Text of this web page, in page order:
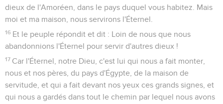
dieux de l'Amoréen, dans le pays duquel vous habitez. Mais
moi et ma maison, nous servirons l'Éternel.
16 Et le peuple répondit et dit : Loin de nous que nous
abandonnions l'Éternel pour servir d'autres dieux !
17 Car l'Éternel, notre Dieu, c'est lui qui nous a fait monter,
nous et nos pères, du pays d'Égypte, de la maison de
servitude, et qui a fait devant nos yeux ces grands signes, et
qui nous a gardés dans tout le chemin par lequel nous avons